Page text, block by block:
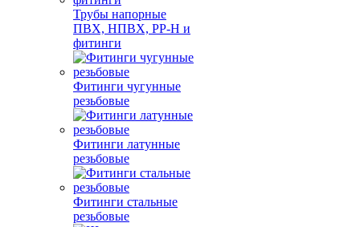
Трубы напорные
ПВХ, НПВХ, PP-H и
фитинги
Фитинги чугунные
резьбовые
Фитинги латунные
резьбовые
Фитинги стальные
резьбовые